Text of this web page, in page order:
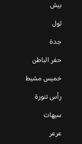
بيش
ثول
جدة
حفر الباطن
خميس مشيط
رأس تنورة
سيهات
عرعر